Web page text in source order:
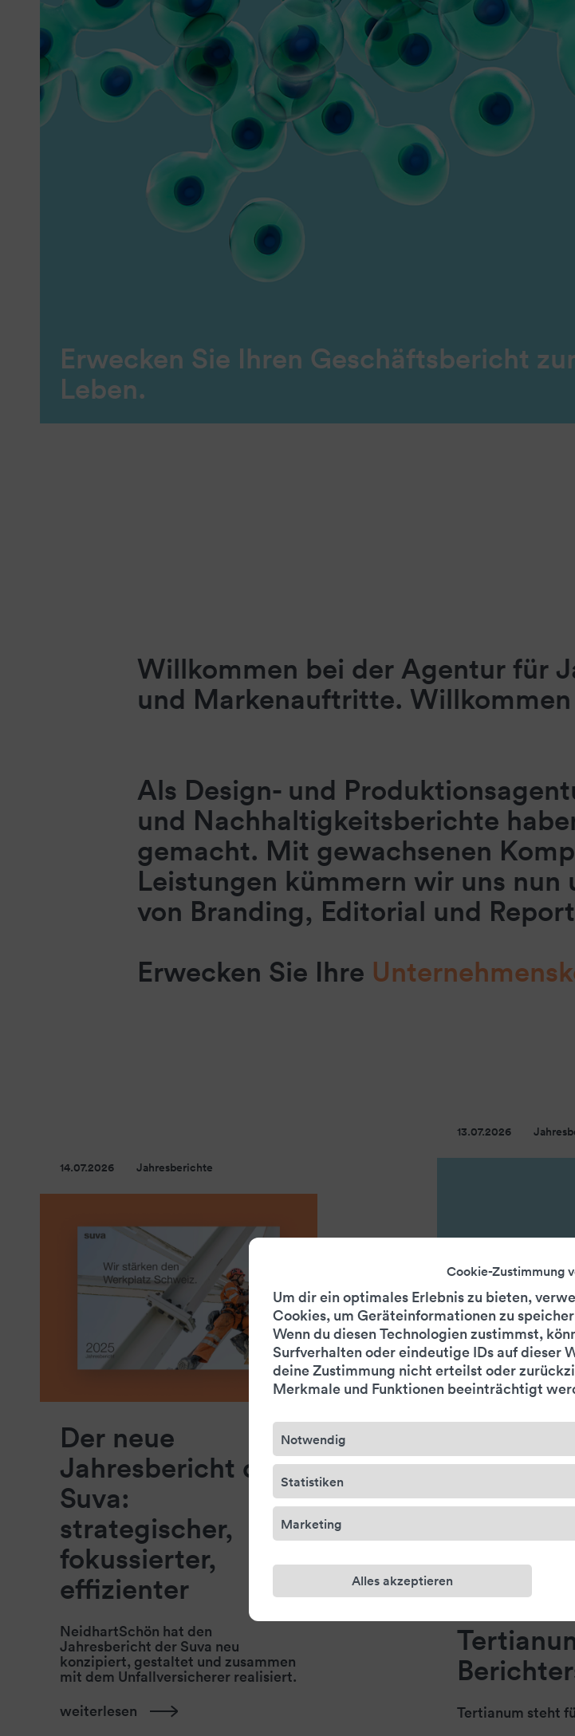
Erwecken Sie Ihren Geschäftsbericht
Leben.
Willkommen bei der Agentur für
und Markenauftritte.
Als Design- und
und Nachhaltigkeitsberichte
gemacht. Mit gewachsenen
Leistungen kümmern wir uns nun
von Branding, Editorial und
Erwecken Sie Ihre
14.07.2026 Jahresberichte
Der neue
Jahresbericht der
Suva:
strategischer,
fokussierter,
effizienter
NeidhartSchön hat den
Jahresbericht der Suva neu
konzipiert, gestaltet und zusammen
mit dem Unfallversicherer realisiert.
weiterlesen
13.07.2026
Tertianum steht
Cookie-Zustimmung
Um dir ein optimales Erlebnis zu bieten,
Cookies, um Geräteinformationen zu
Wenn du diesen Technologien zustimmst,
Surfverhalten oder eindeutige IDs auf dieser
deine Zustimmung nicht erteilst oder
Merkmale und Funktionen beeinträchtigt
Notwendig
Statistiken
Marketing
Alles akzeptieren